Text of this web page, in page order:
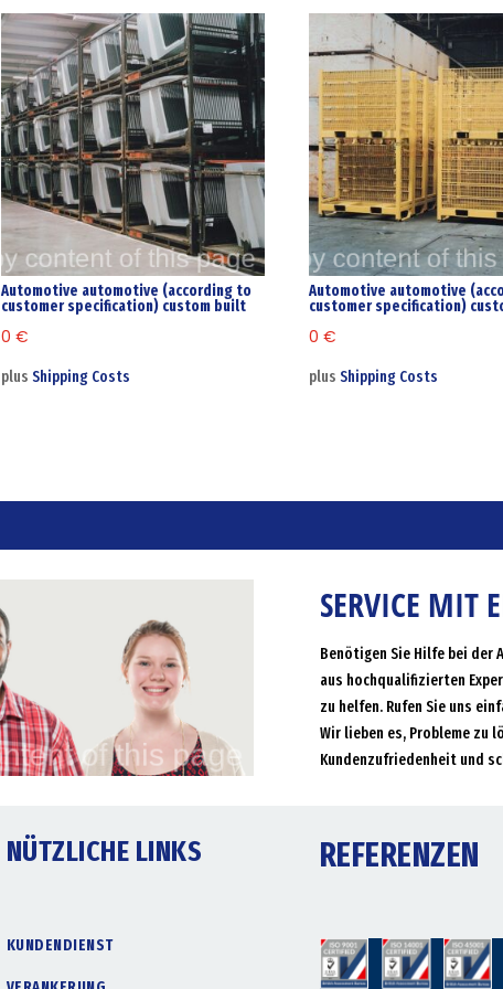
Automotive automotive (according to
customer specification) custom built
0€
plusShipping Costs
Automotive automotive
customer specification)
0€
plusShipping Costs
SERVICE MIT
Benötigen Sie Hilfe bei der
aus hochqualifizierten
zu helfen. Rufen Sie uns
Wir lieben es, Probleme zu
Kundenzufriedenheit und
NÜTZLICHE LINKS
KUNDENDIENST
REFERENZEN